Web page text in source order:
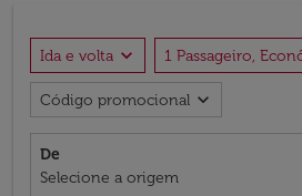
Ida e volta expand_more 1 Passageiro,
Código promocional expand_more
De
Selecione a origem